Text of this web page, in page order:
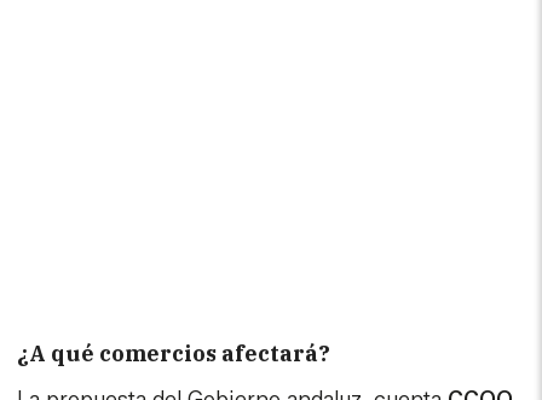
¿A qué comercios afectará?